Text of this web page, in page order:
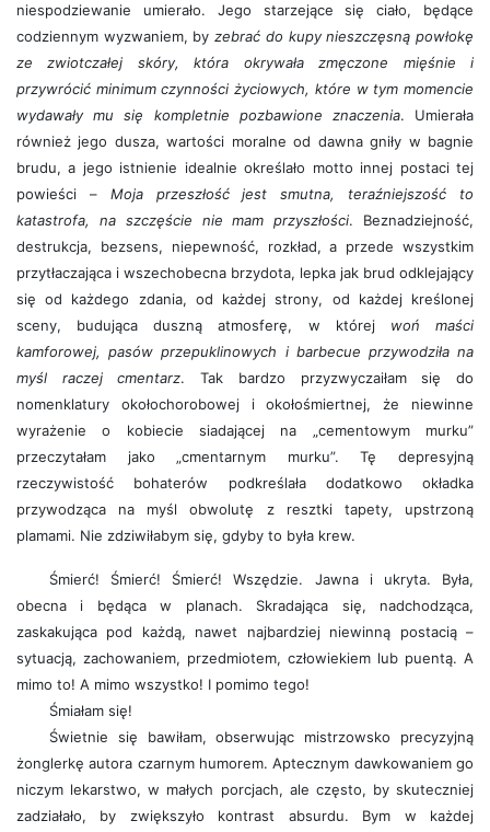
niespodziewanie umierało. Jego starzejące się ciało, będące
codziennym wyzwaniem, byzebrać do kupy nieszczęsną powłokę
ze zwiotczałej skóry, która okrywała zmęczone mięśnie i
przywrócić minimum czynności życiowych, które w tym momencie
wydawały mu się kompletnie pozbawione znaczenia. Umierała
również jego dusza, wartości moralne od dawna gniły w bagnie
brudu, a jego istnienie idealnie określało motto innej postaci tej
powieści – Moja przeszłość jest smutna, teraźniejszość to
katastrofa, na szczęście nie mam przyszłości. Beznadziejność,
destrukcja, bezsens, niepewność, rozkład, a przede wszystkim
przytłaczająca i wszechobecna brzydota, lepka jak brud odklejający
się od każdego zdania, od każdej strony, od każdej kreślonej
sceny, budująca duszną atmosferę, w której woń maści
kamforowej, pasów przepuklinowych i barbecue przywodziła na
myśl raczej cmentarz. Tak bardzo przyzwyczaiłam się do
nomenklatury okołochorobowej i okołośmiertnej, że niewinne
wyrażenie o kobiecie siadającej na „cementowym murku”
przeczytałam jako „cmentarnym murku”. Tę depresyjną
rzeczywistość bohaterów podkreślała dodatkowo okładka
przywodząca na myśl obwolutę z resztki tapety, upstrzoną
plamami. Nie zdziwiłabym się, gdyby to była krew.
Śmierć! Śmierć! Śmierć! Wszędzie. Jawna i ukryta. Była,
obecna i będąca w planach. Skradająca się, nadchodząca,
zaskakująca pod każdą, nawet najbardziej niewinną postacią –
sytuacją, zachowaniem, przedmiotem, człowiekiem lub puentą. A
mimo to! A mimo wszystko! I pomimo tego!
Śmiałam się!
Świetnie się bawiłam, obserwując mistrzowsko precyzyjną
żonglerkę autora czarnym humorem. Aptecznym dawkowaniem go
niczym lekarstwo, w małych porcjach, ale często, by skuteczniej
zadziałało, by zwiększyło kontrast absurdu. Bym w każdej